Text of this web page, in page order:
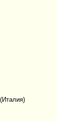
Sp.A. (Италия)